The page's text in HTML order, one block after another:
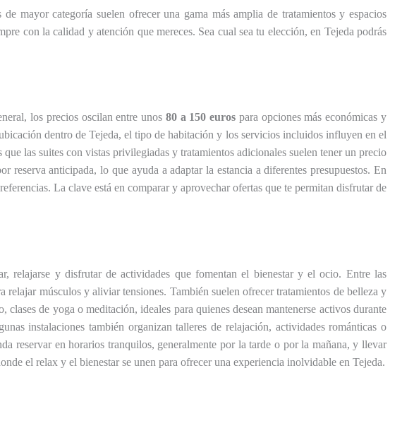
de mayor categoría suelen ofrecer una gama más amplia de tratamientos y espacios
con la calidad y atención que mereces. Sea cual sea tu elección, en Tejeda podrás
los precios oscilan entre unos 80 a 150 euros para opciones más económicas y
dentro de Tejeda, el tipo de habitación y los servicios incluidos influyen en el
las suites con vistas privilegiadas y tratamientos adicionales suelen tener un precio
reserva anticipada, lo que ayuda a adaptar la estancia a diferentes presupuestos. En
La clave está en comparar y aprovechar ofertas que te permitan disfrutar de
relajarse y disfrutar de actividades que fomentan el bienestar y el ocio. Entre las
músculos y aliviar tensiones. También suelen ofrecer tratamientos de belleza y
de yoga o meditación, ideales para quienes desean mantenerse activos durante
instalaciones también organizan talleres de relajación, actividades románticas o
reservar en horarios tranquilos, generalmente por la tarde o por la mañana, y llevar
el relax y el bienestar se unen para ofrecer una experiencia inolvidable en Tejeda.